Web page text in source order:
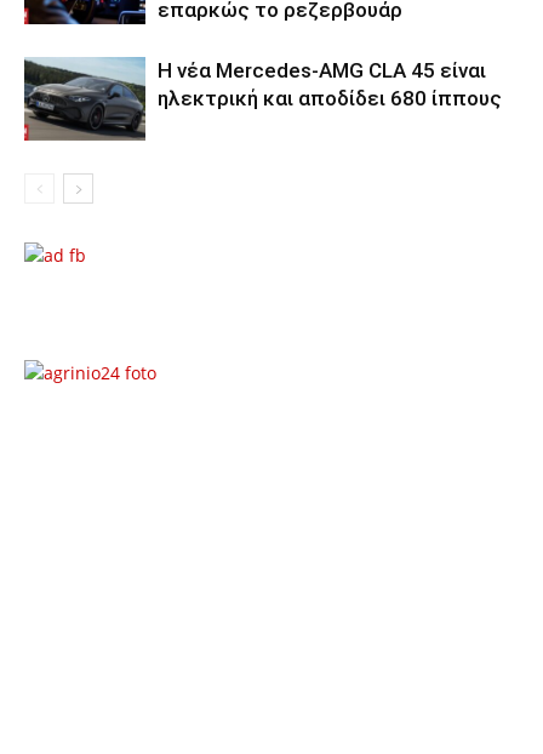
επαρκώς το ρεζερβουάρ
Η νέα Mercedes-AMG CLA 45 είναι
ηλεκτρική και αποδίδει 680 ίππους